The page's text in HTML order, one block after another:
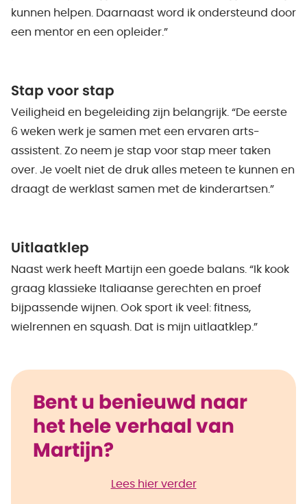
kunnen helpen. Daarnaast word ik ondersteund door
een mentor en een opleider.”
Stap voor stap
Veiligheid en begeleiding zijn belangrijk. “De eerste
6 weken werk je samen met een ervaren arts-
assistent. Zo neem je stap voor stap meer taken
over. Je voelt niet de druk alles meteen te kunnen en
draagt de werklast samen met de kinderartsen.”
Uitlaatklep
Naast werk heeft Martijn een goede balans. “Ik kook
graag klassieke Italiaanse gerechten en proef
bijpassende wijnen. Ook sport ik veel: fitness,
wielrennen en squash. Dat is mijn uitlaatklep.”
Bent u benieuwd naar
het hele verhaal van
Martijn?
Lees hier verder